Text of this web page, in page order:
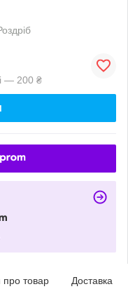
— 200 ₴
про товар Доставка